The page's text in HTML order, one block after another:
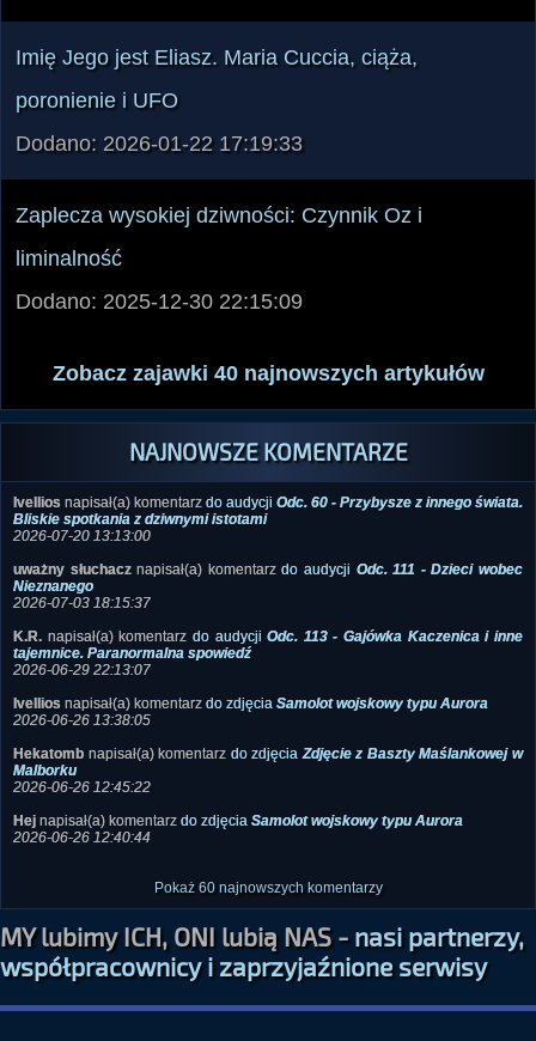
Imię Jego jest Eliasz. Maria Cuccia, ciąża,
poronienie i UFO
Dodano: 2026-01-22 17:19:33
Zaplecza wysokiej dziwności: Czynnik Oz i
liminalność
Dodano: 2025-12-30 22:15:09
Zobacz zajawki 40 najnowszych artykułów
NAJNOWSZE KOMENTARZE
Ivellios napisał(a) komentarz do audycji Odc. 60 - Przybysze z innego świata.
Bliskie spotkania z dziwnymi istotami
2026-07-20 13:13:00
uważny słuchacznapisał(a) komentarzdo audycji Odc. 111 - Dzieci wobec
Nieznanego
2026-07-03 18:15:37
K.R. napisał(a) komentarz do audycjiOdc. 113 - Gajówka Kaczenica i inne
tajemnice. Paranormalna spowiedź
2026-06-29 22:13:07
Ivellios napisał(a) komentarz do zdjęcia Samolot wojskowy typu Aurora
2026-06-26 13:38:05
Hekatomb napisał(a) komentarz do zdjęciaZdjęcie z Baszty Maślankowej w
Malborku
2026-06-26 12:45:22
Hej napisał(a) komentarz do zdjęcia Samolot wojskowy typu Aurora
2026-06-26 12:40:44
Pokaż 60 najnowszych komentarzy
MY lubimy ICH, ONI lubią NAS -nasi partnerzy,
współpracownicy i zaprzyjaźnione serwisy